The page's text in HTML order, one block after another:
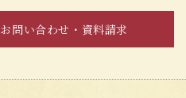
お問い合わせ・資料請求